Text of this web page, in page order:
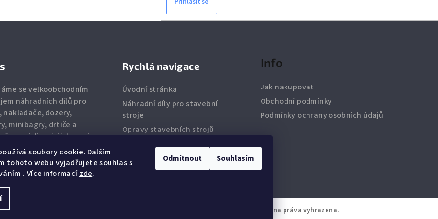
soubory cookie. Dalším
tohoto webu vyjadřujete souhlas s
Více informacízde.
Odmítnout Souhlasím
Přihlásit se
se velkoobchodním
náhradních dílů pro
nakladače, dozery,
minibagry, drtiče a
provádíme jejich servis.
zuby,břity,filtry,
dílya ostatní
díly.
Rychlá navigace
Úvodní stránka
Náhradní díly pro stavební
stroje
Opravy stavebních strojů
Info
Jak nakupovat
Obchodní podmínky
Podmínky ochrany osobních údajů
. Všechna práva vyhrazena.